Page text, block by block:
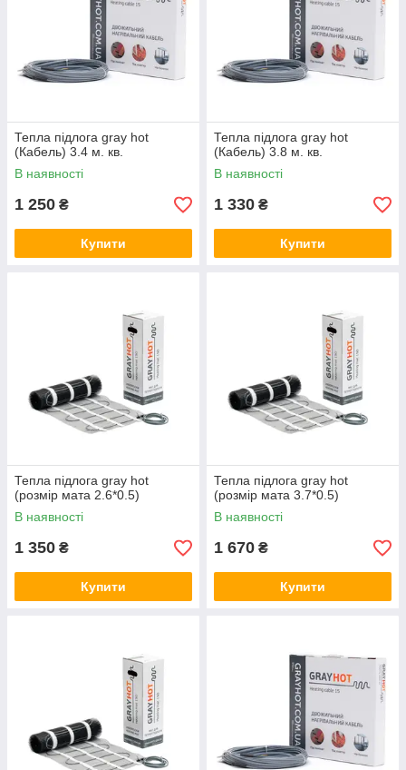
Тепла підлога gray hot
(Кабель) 3.4 м. кв.
В наявності
1 250 ₴
Купити
Тепла підлога gray hot
(Кабель) 3.8 м. кв.
В наявності
1 330 ₴
Купити
Тепла підлога gray hot
(розмір мата 2.6*0.5)
В наявності
1 350 ₴
Купити
Тепла підлога gray hot
(розмір мата 3.7*0.5)
В наявності
1 670 ₴
Купити